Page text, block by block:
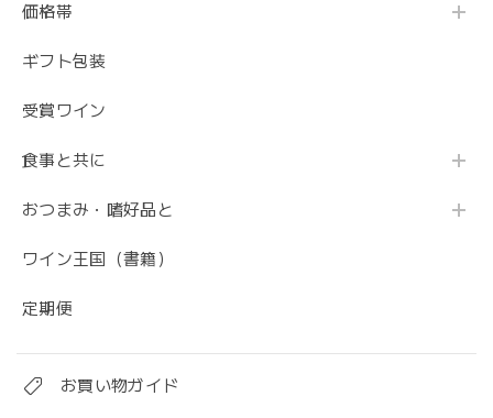
価格帯
ギフト包装
受賞ワイン
食事と共に
おつまみ・嗜好品と
ワイン王国（書籍）
定期便
お買い物ガイド